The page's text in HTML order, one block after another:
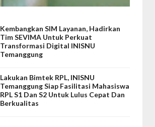
Kembangkan SIM Layanan, Hadirkan
Tim SEVIMA Untuk Perkuat
Transformasi Digital INISNU
Temanggung
Lakukan Bimtek RPL, INISNU
Temanggung Siap Fasilitasi Mahasiswa
RPL S1 Dan S2 Untuk Lulus Cepat Dan
Berkualitas